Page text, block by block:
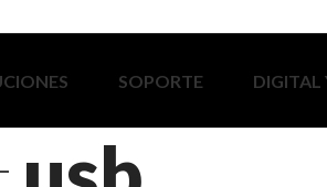
SOPORTE DIGITAL